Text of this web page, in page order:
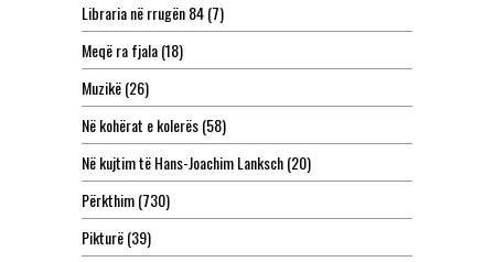
Libraria në rrugën 84(7)
Meqë ra fjala(18)
Muzikë(26)
Në kohërat e kolerës(58)
Në kujtim të Hans-Joachim Lanksch(20)
Përkthim(730)
Pikturë(39)